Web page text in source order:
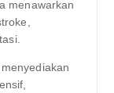
menawarkan